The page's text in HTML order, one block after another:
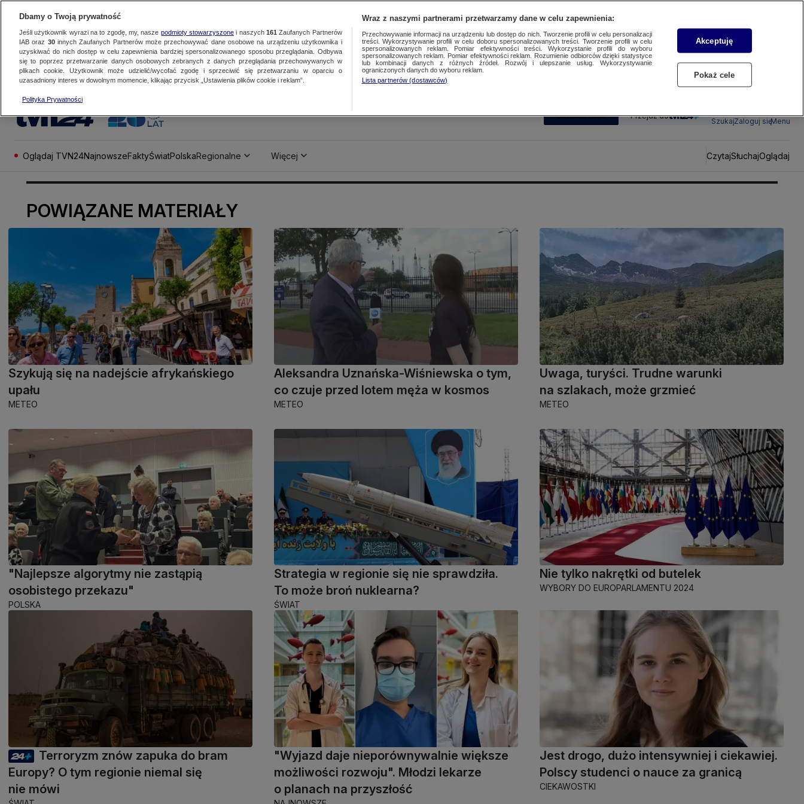
SUBSKRYBUJ Przejdź do
SzukajZaloguj sięMenu
Oglądaj TVN24NajnowszeFaktyŚwiatPolskaRegionalne Więcej CzytajSłuchajOglądaj
POWIĄZANE MATERIAŁY
Szykują się na nadejście afrykańskiego
upału
METEO
Aleksandra Uznańska-Wiśniewska o tym,
co czuje przed lotem męża w kosmos
METEO
Uwaga, turyści. Trudne warunki
na szlakach, może grzmieć
METEO
"Najlepsze algorytmy nie zastąpią
osobistego przekazu"
POLSKA
Strategia w regionie się nie sprawdziła.
To może broń nuklearna?
ŚWIAT
Nie tylko nakrętki od butelek
WYBORY DO EUROPARLAMENTU 2024
Terroryzm znów zapuka do bram
Europy? O tym regionie niemal się
nie mówi
"Wyjazd daje nieporównywalnie większe
możliwości rozwoju". Młodzi lekarze
o planach na przyszłość
Jest drogo, dużo intensywniej i ciekawiej.
Polscy studenci o nauce za granicą
CIEKAWOSTKI
Dbamy o Twoją prywatność
Jeśli użytkownik wyrazi na to zgodę, my, nasze podmioty stowarzyszonei naszych 161 Zaufanych Partnerów
IAB oraz 30innych Zaufanych Partnerów może przechowywać dane osobowe na urządzeniu użytkownika i
uzyskiwać do nich dostęp w celu zapewnienia bardziej spersonalizowanego sposobu przeglądania. Odbywa
się to poprzez przetwarzanie danych osobowych zebranych z danych przeglądania przechowywanych w
plikach cookie. Użytkownik może udzielić/wycofać zgodę i sprzeciwić się przetwarzaniu w oparciu o
uzasadniony interes w dowolnym momencie, klikając przycisk „Ustawienia plików cookie i reklam”.
Polityka Prywatności
Wraz z naszymi partnerami przetwarzamy dane w celu zapewnienia:
Przechowywanie informacji na urządzeniu lub dostęp do nich. Tworzenie profili w celu personalizacji
treści. Wykorzystywanie profili w celu doboru spersonalizowanych treści. Tworzenie profili w celu
spersonalizowanych reklam. Pomiar efektywności treści. Wykorzystanie profili do wyboru
spersonalizowanych reklam. Pomiar efektywności reklam. Rozumienie odbiorców dzięki statystyce
lub kombinacji danych z różnych źródeł. Rozwój i ulepszanie usług. Wykorzystywanie
ograniczonych danych do wyboru reklam.
Lista partnerów (dostawców)
Akceptuję
Pokaż cele